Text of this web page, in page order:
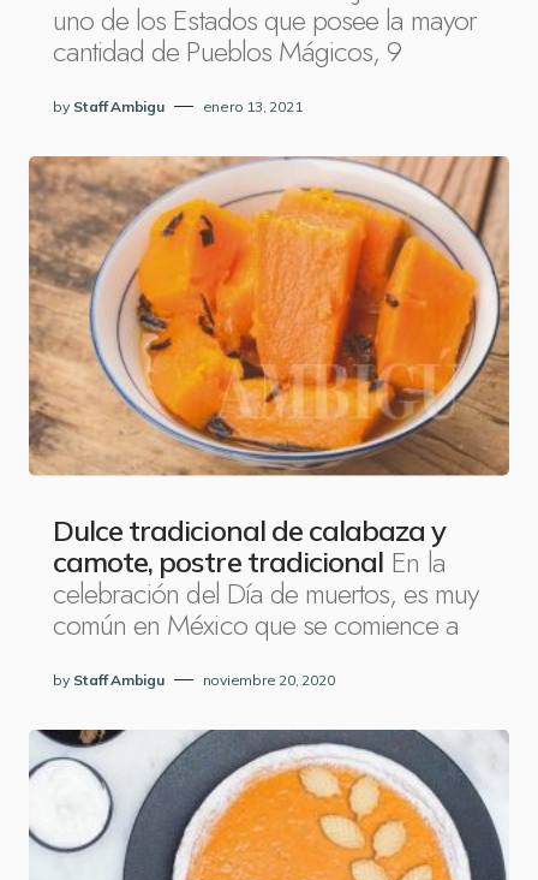
uno de los Estados que posee la mayor
cantidad de Pueblos Mágicos, 9
by Staff Ambigu enero 13, 2021
Dulce tradicional de calabaza y
camote, postre tradicional En la
celebración del Día de muertos, es muy
común en México que se comience a
by Staff Ambigu noviembre 20, 2020